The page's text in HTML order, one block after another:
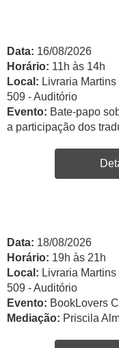
Data: 16/08/2026
Horário: 11h às 14h
Local: Livraria
509 - Auditório
Evento: Bate-papo
a participação dos
Data: 18/08/2026
Horário: 19h às 21h
Local: Livraria
509 - Auditório
Evento: BookLovers
Mediação: Priscila